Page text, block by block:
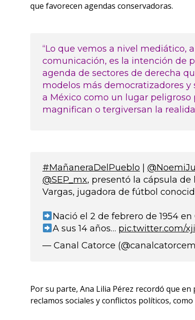
que favorecen agendas conservadoras.
“Lo que vemos a nivel mediático,
comunicación, es la intención de
agenda de sectores de derecha
modelos más democratizadores
a México como un lugar
magnifican o tergiversan la
#MañaneraDelPueblo
@SEP_mx, presentó la cápsula de
Vargas, jugadora de fútbol
Nació el 2 de febrero de 1954
A sus 14 años… pic.twitter.com/
— Canal Catorce
Por su parte, Ana Lilia Pérez recordó que en
reclamos sociales y conflictos políticos,